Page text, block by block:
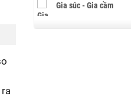
Gia súc - Gia cầm